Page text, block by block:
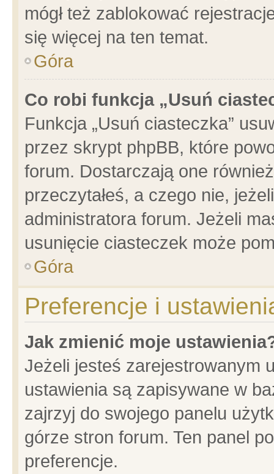
mógł też zablokować
się więcej na ten temat.
Góra
Co robi funkcja „Usuń
Funkcja „Usuń ciasteczka”
przez skrypt phpBB, które
forum. Dostarczają one
przeczytałeś, a czego nie,
administratora forum. Jeżeli
usunięcie ciasteczek może
Góra
Preferencje i
Jak zmienić moje
Jeżeli jesteś zarejestrowanym
ustawienia są zapisywane w
zajrzyj do swojego panelu
górze stron forum. Ten panel
preferencje.